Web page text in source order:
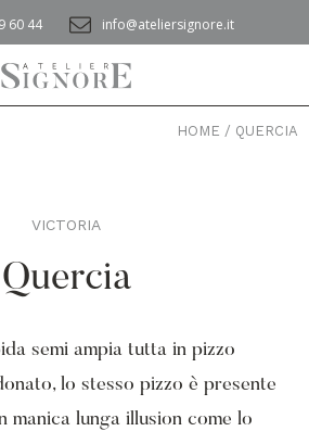
60 44 info@ateliersignore.it
HOME / QUERCIA
,
VICTORIA
Quercia
semi ampia tutta in pizzo
lo stesso pizzo è presente
manica lunga illusion come lo